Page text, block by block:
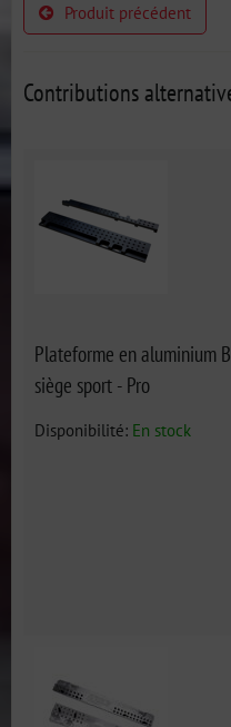
Produit précédent
Contributions
Plateforme en aluminium
siège sport - Pro
Disponibilité: En stock